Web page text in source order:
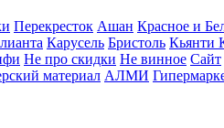
Перекресток Ашан Красное и
Карусель Бристоль Кьянти
Не про скидки Не винное Сайт
материал АЛМИ